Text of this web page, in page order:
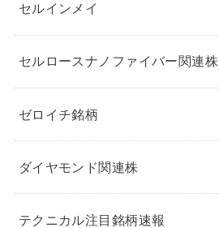
セルインメイ
セルロースナノファイバー関連株
ゼロイチ銘柄
ダイヤモンド関連株
テクニカル注目銘柄速報